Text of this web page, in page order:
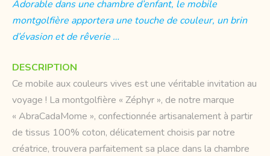
Adorable dans une chambre d’enfant, le mobile
montgolfière apportera une touche de couleur, un brin
d’évasion et de rêverie …
DESCRIPTION
Ce mobile aux couleurs vives est une véritable invitation au
voyage ! La montgolfière « Zéphyr », de notre marque
« AbraCadaMome », confectionnée artisanalement à partir
de tissus 100% coton, délicatement choisis par notre
créatrice, trouvera parfaitement sa place dans la chambre